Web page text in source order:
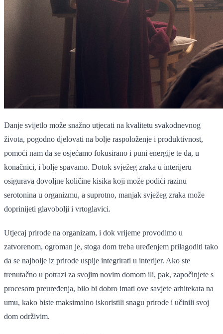
Danje svijetlo može snažno utjecati na kvalitetu svakodnevnog
života, pogodno djelovati na bolje raspoloženje i produktivnost,
pomoći nam da se osjećamo fokusirano i puni energije te da, u
konačnici, i bolje spavamo. Dotok svježeg zraka u interijeru
osigurava dovoljne količine kisika koji može podići razinu
serotonina u organizmu, a suprotno, manjak svježeg zraka može
doprinijeti glavobolji i vrtoglavici.
Utjecaj prirode na organizam, i dok vrijeme provodimo u
zatvorenom, ogroman je, stoga dom treba uređenjem prilagoditi tako
da se najbolje iz prirode uspije integrirati u interijer. Ako ste
trenutačno u potrazi za svojim novim domom ili, pak, započinjete s
procesom preuređenja, bilo bi dobro imati ove savjete arhitekata na
umu, kako biste maksimalno iskoristili snagu prirode i učinili svoj
dom održivim.